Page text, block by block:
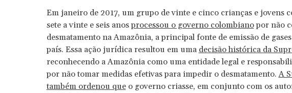
Em janeiro de 2017, um grupo de vinte e cinco crianças e jovens
sete a vinte e seis anosprocessou o governo colombianopor não
desmatamento na Amazônia, a principal fonte de emissão de
país. Essa ação jurídica resultou em uma decisão histórica da
reconhecendo a Amazônia como uma entidade legal e
por não tomar medidas efetivas para impedir o desmatamento.A
também ordenou queo governo criasse, em conjunto com os